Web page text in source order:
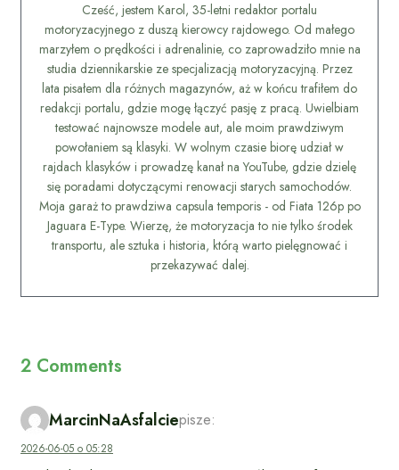
Cześć, jestem Karol, 35-letni redaktor portalu
motoryzacyjnego z duszą kierowcy rajdowego. Od małego
marzyłem o prędkości i adrenalinie, co zaprowadziło mnie na
studia dziennikarskie ze specjalizacją motoryzacyjną. Przez
lata pisałem dla różnych magazynów, aż w końcu trafiłem do
redakcji portalu, gdzie mogę łączyć pasję z pracą. Uwielbiam
testować najnowsze modele aut, ale moim prawdziwym
powołaniem są klasyki. W wolnym czasie biorę udział w
rajdach klasyków i prowadzę kanał na YouTube, gdzie dzielę
się poradami dotyczącymi renowacji starych samochodów.
Moja garaż to prawdziwa capsula temporis - od Fiata 126p po
Jaguara E-Type. Wierzę, że motoryzacja to nie tylko środek
transportu, ale sztuka i historia, którą warto pielęgnować i
przekazywać dalej.
2 Comments
MarcinNaAsfalciepisze:
2026-06-05 o 05:28